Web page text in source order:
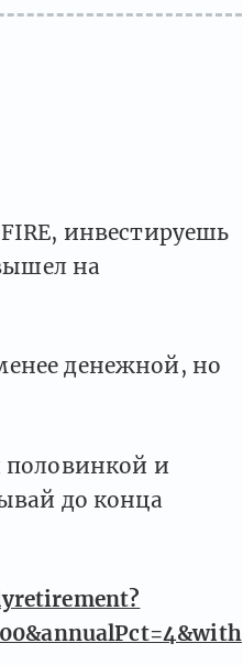
инвестируешь
на
денежной, но
половинкой и
до конца